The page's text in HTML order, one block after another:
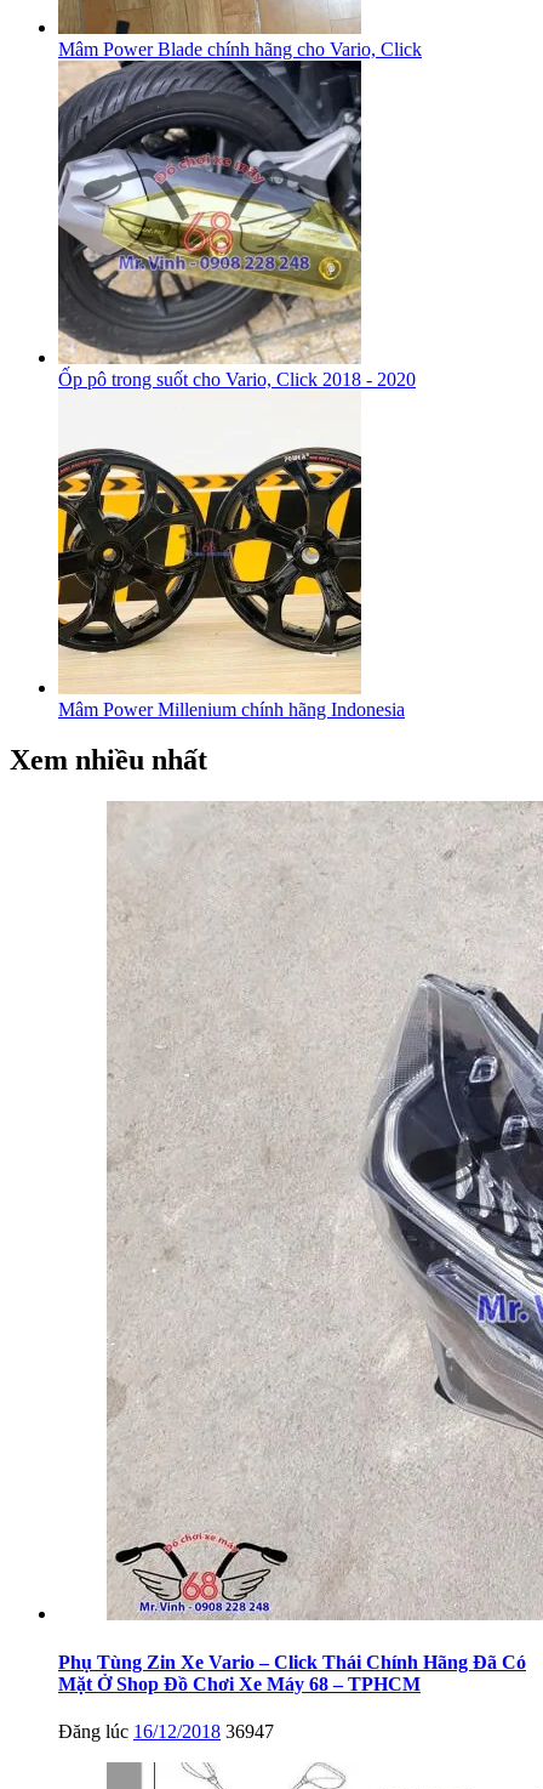
Mâm Power Blade chính hãng cho Vario, Click
Ốp pô trong suốt cho Vario, Click 2018 - 2020
Mâm Power Millenium chính hãng Indonesia
Xem nhiều nhất
Phụ Tùng Zin Xe Vario – Click Thái Chính Hãng Đã Có
Mặt Ở Shop Đồ Chơi Xe Máy 68 – TPHCM
Đăng lúc 16/12/2018 36947